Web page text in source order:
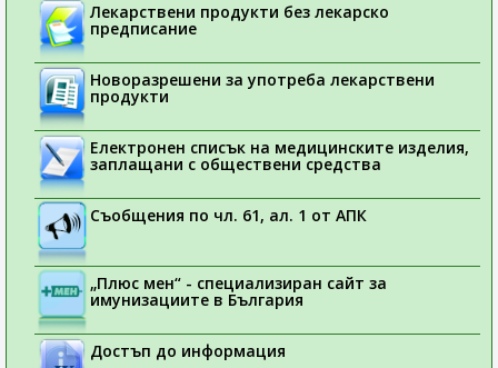
Лекарствени продукти без лекарско
предписание
Новоразрешени за употреба лекарствени
продукти
Електронен списък на медицинските изделия,
заплащани с обществени средства
Съобщения по чл. 61, ал. 1 от АПК
„Плюс мен“ - специализиран сайт за
имунизациите в България
Достъп до информация